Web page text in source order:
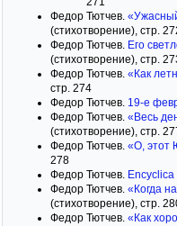
Федор Тютчев.
(стихотворение), стр.
Федор Тютчев. Его
(стихотворение), стр.
Федор Тютчев. «Как
стр. 274
Федор Тютчев. 19-е
Федор Тютчев. «Весь
(стихотворение), стр.
Федор Тютчев. «О, этот
278
Федор Тютчев. Encyclica
Федор Тютчев. «Когда
(стихотворение), стр.
Федор Тютчев. «Как